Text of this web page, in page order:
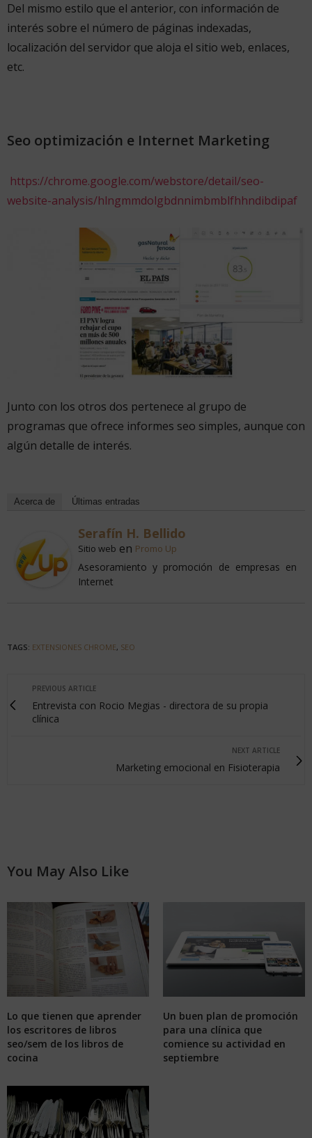
Del mismo estilo que el anterior, con información de
interés sobre el número de páginas indexadas,
localización del servidor que aloja el sitio web, enlaces,
etc.
Seo optimización e Internet Marketing
https://chrome.google.com/webstore/detail/seo-
website-analysis/hlngmmdolgbdnnimbmblfhhndibdipaf
Junto con los otros dos pertenece al grupo de
programas que ofrece informes seo simples, aunque con
algún detalle de interés.
Acerca de Últimas entradas
Serafín H. Bellido
Sitio web en Promo Up
Asesoramiento y promoción de empresas en
Internet
TAGS: EXTENSIONES CHROME, SEO
PREVIOUS ARTICLE
Entrevista con Rocio Megias - directora de su propia
clínica
NEXT ARTICLE
Marketing emocional en Fisioterapia
You May Also Like
Lo que tienen que aprender
los escritores de libros
seo/sem de los libros de
cocina
Un buen plan de promoción
para una clínica que
comience su actividad en
septiembre